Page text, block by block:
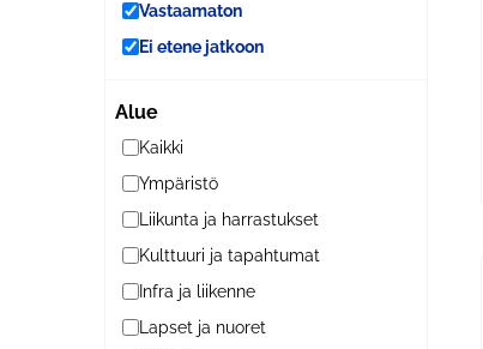
Vastaamaton
Ei etene jatkoon
Alue
Kaikki
Ympäristö
Liikunta ja harrastukset
Kulttuuri ja tapahtumat
Infra ja liikenne
Lapset ja nuoret